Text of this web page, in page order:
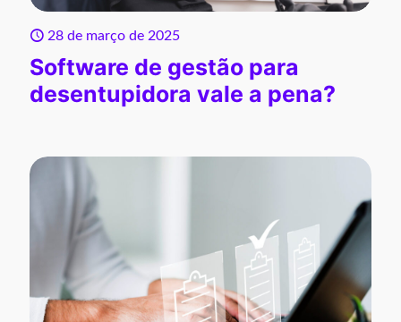
28 de março de 2025
Software de gestão para
desentupidora vale a pena?